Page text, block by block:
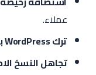
عملاء.
ترك WordPress بدون تحديث:
تجاهل النسخ